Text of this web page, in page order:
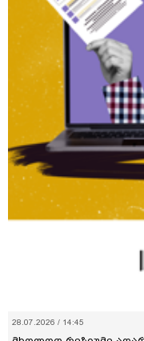
28.07.2026 / 14:45